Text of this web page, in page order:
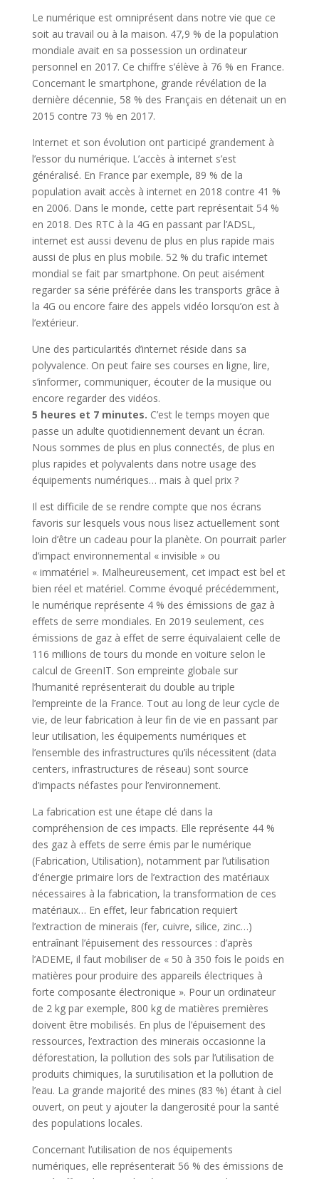
Le numérique est omniprésent dans notre vie que ce
soit au travail ou à la maison. 47,9 % de la population
mondiale avait en sa possession un ordinateur
personnel en 2017. Ce chiffre s’élève à 76 % en France.
Concernant le smartphone, grande révélation de la
dernière décennie, 58 % des Français en détenait un en
2015 contre 73 % en 2017.
Internet et son évolution ont participé grandement à
l’essor du numérique. L’accès à internet s’est
généralisé. En France par exemple, 89 % de la
population avait accès à internet en 2018 contre 41 %
en 2006. Dans le monde, cette part représentait 54 %
en 2018. Des RTC à la 4G en passant par l’ADSL,
internet est aussi devenu de plus en plus rapide mais
aussi de plus en plus mobile. 52 % du trafic internet
mondial se fait par smartphone. On peut aisément
regarder sa série préférée dans les transports grâce à
la 4G ou encore faire des appels vidéo lorsqu’on est à
l’extérieur.
Une des particularités d’internet réside dans sa
polyvalence. On peut faire ses courses en ligne, lire,
s’informer, communiquer, écouter de la musique ou
encore regarder des vidéos.
5 heures et 7 minutes. C’est le temps moyen que
passe un adulte quotidiennement devant un écran.
Nous sommes de plus en plus connectés, de plus en
plus rapides et polyvalents dans notre usage des
équipements numériques… mais à quel prix ?
Il est difficile de se rendre compte que nos écrans
favoris sur lesquels vous nous lisez actuellement sont
loin d’être un cadeau pour la planète. On pourrait parler
d’impact environnemental « invisible » ou
« immatériel ». Malheureusement, cet impact est bel et
bien réel et matériel. Comme évoqué précédemment,
le numérique représente 4 % des émissions de gaz à
effets de serre mondiales. En 2019 seulement, ces
émissions de gaz à effet de serre équivalaient celle de
116 millions de tours du monde en voiture selon le
calcul de GreenIT. Son empreinte globale sur
l’humanité représenterait du double au triple
l’empreinte de la France. Tout au long de leur cycle de
vie, de leur fabrication à leur fin de vie en passant par
leur utilisation, les équipements numériques et
l’ensemble des infrastructures qu’ils nécessitent (data
centers, infrastructures de réseau) sont source
d’impacts néfastes pour l’environnement.
La fabrication est une étape clé dans la
compréhension de ces impacts. Elle représente 44 %
des gaz à effets de serre émis par le numérique
(Fabrication, Utilisation), notamment par l’utilisation
d’énergie primaire lors de l’extraction des matériaux
nécessaires à la fabrication, la transformation de ces
matériaux… En effet, leur fabrication requiert
l’extraction de minerais (fer, cuivre, silice, zinc…)
entraînant l’épuisement des ressources : d’après
l’ADEME, il faut mobiliser de « 50 à 350 fois le poids en
matières pour produire des appareils électriques à
forte composante électronique ». Pour un ordinateur
de 2 kg par exemple, 800 kg de matières premières
doivent être mobilisés. En plus de l’épuisement des
ressources, l’extraction des minerais occasionne la
déforestation, la pollution des sols par l’utilisation de
produits chimiques, la surutilisation et la pollution de
l’eau. La grande majorité des mines (83 %) étant à ciel
ouvert, on peut y ajouter la dangerosité pour la santé
des populations locales.
Concernant l’utilisation de nos équipements
numériques, elle représenterait 56 % des émissions de